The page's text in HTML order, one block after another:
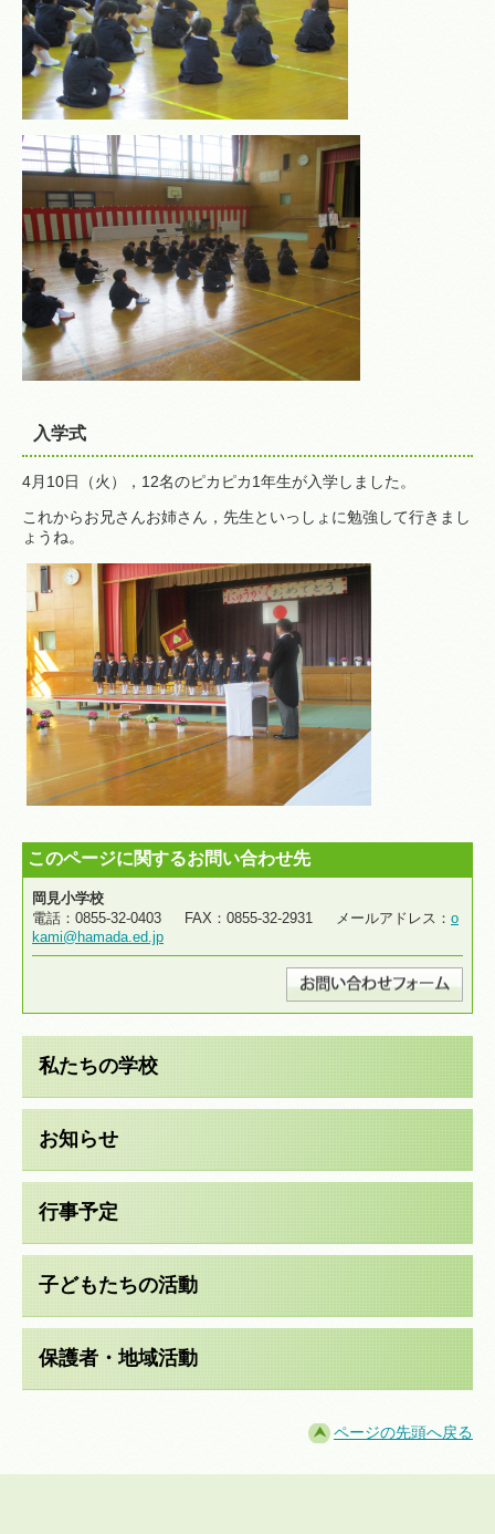
入学式
4月10日（火），12名のピカピカ1年生が入学しました。
これからお兄さんお姉さん，先生といっしょに勉強して行きまし
ょうね。
このページに関するお問い合わせ先
岡見小学校
電話：0855-32-0403 FAX：0855-32-2931 メールアドレス： o
kami@hamada.ed.jp
私たちの学校
お知らせ
行事予定
子どもたちの活動
保護者・地域活動
ページの先頭へ戻る